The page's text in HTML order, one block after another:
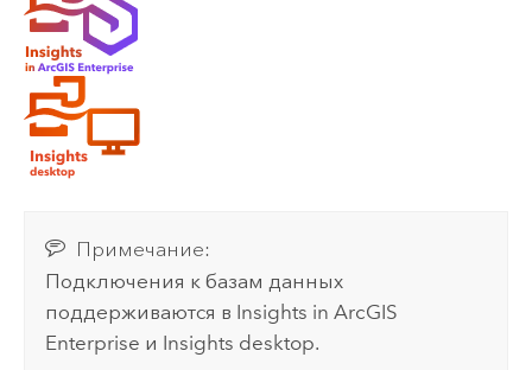
Примечание:
Подключения к базам данных
поддерживаются в Insights in ArcGIS
Enterprise и Insights desktop.